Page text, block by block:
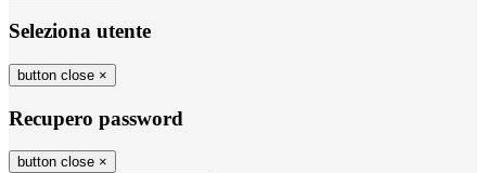
Seleziona utente
button close ×
Recupero password
button close ×